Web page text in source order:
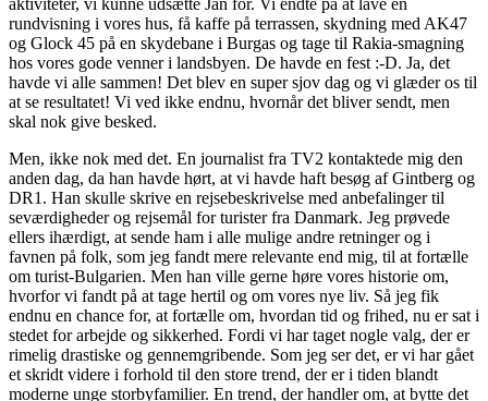
rundvisning i vores hus, få kaffe på terrassen, skydning med AK47
og Glock 45 på en skydebane i Burgas og tage til Rakia-smagning
hos vores gode venner i landsbyen. De havde en fest :-D. Ja, det
havde vi alle sammen! Det blev en super sjov dag og vi glæder os til
at se resultatet! Vi ved ikke endnu, hvornår det bliver sendt, men
skal nok give besked.
Men, ikke nok med det. En journalist fra TV2 kontaktede mig den
anden dag, da han havde hørt, at vi havde haft besøg af Gintberg og
DR1. Han skulle skrive en rejsebeskrivelse med anbefalinger til
seværdigheder og rejsemål for turister fra Danmark. Jeg prøvede
ellers ihærdigt, at sende ham i alle mulige andre retninger og i
favnen på folk, som jeg fandt mere relevante end mig, til at fortælle
om turist-Bulgarien. Men han ville gerne høre vores historie om,
hvorfor vi fandt på at tage hertil og om vores nye liv. Så jeg fik
endnu en chance for, at fortælle om, hvordan tid og frihed, nu er sat i
stedet for arbejde og sikkerhed. Fordi vi har taget nogle valg, der er
rimelig drastiske og gennemgribende. Som jeg ser det, er vi har gået
et skridt videre i forhold til den store trend, der er i tiden blandt
moderne unge storbyfamilier. En trend, der handler om, at bytte det